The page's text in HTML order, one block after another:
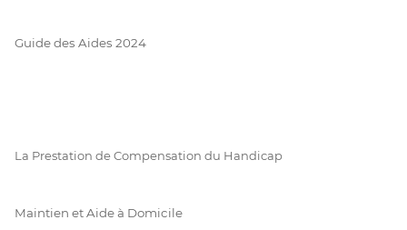
Guide des Aides 2024
La Prestation de Compensation du Handicap
Maintien et Aide à Domicile